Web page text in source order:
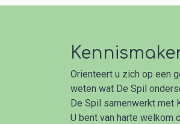
Orienteert u zich op een
weten wat De Spil
De Spil samenwerkt met
U bent van harte welkom